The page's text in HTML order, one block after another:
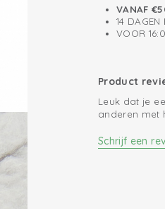
Baby's
De knuffel
speenkoord,
Fuzzy heeft
Hoge
VANAF
14 DAGEN
VOOR
Product
Leuk dat je
anderen met
Schrijf een